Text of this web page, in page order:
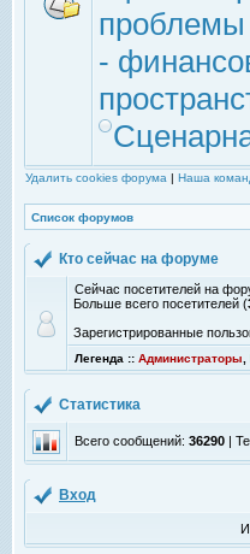
проблемы
-
Удалить cookies форума | Наша
Список форумов
Кто сейчас на форуме
Сейчас посетителей на
Больше всего посетителей (
Зарегистрированные
Легенда :: Администраторы
Статистика
Всего сообщений: 36290 |
Вход